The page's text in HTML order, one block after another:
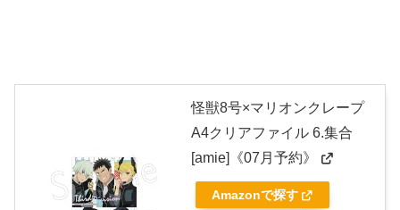
怪獣8号×マリオンクレープ
A4クリアファイル 6.集合
[amie]《07月予約》
Amazonで探す